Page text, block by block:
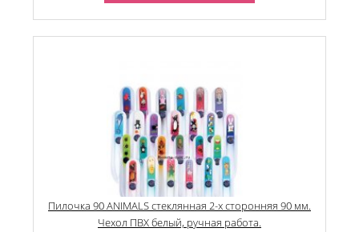
Пилочка 90 ANIMALS стеклянная 2-х сторонняя 90 мм.
Чехол ПВХ белый, ручная работа.